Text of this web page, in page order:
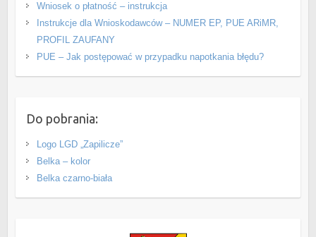
Wniosek o płatność – instrukcja
Instrukcje dla Wnioskodawców – NUMER EP, PUE ARiMR,
PROFIL ZAUFANY
PUE – Jak postępować w przypadku napotkania błędu?
Do pobrania:
Logo LGD „Zapilicze”
Belka – kolor
Belka czarno-biała